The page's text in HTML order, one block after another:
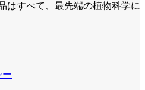
はすべて、最先端の植物科学に
ー